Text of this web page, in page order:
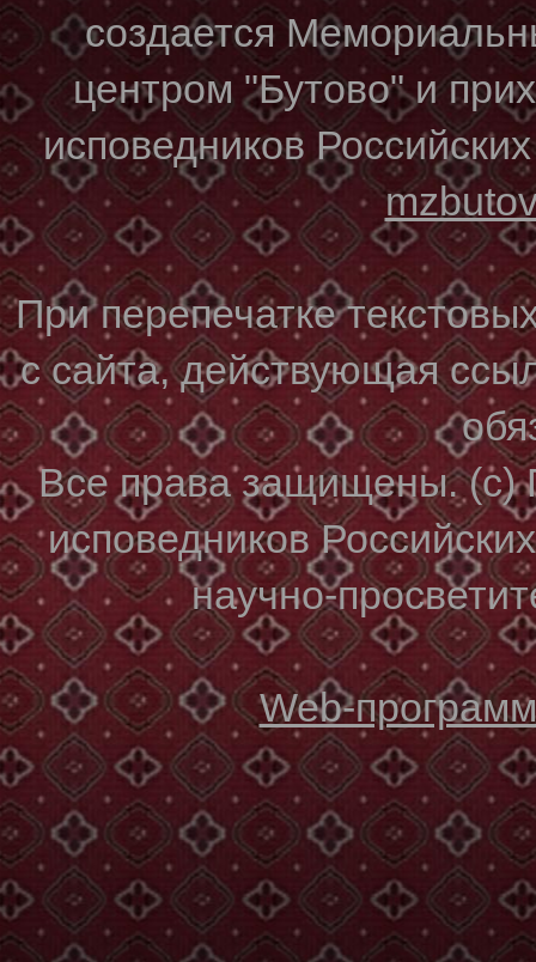
создается
центром "Бутово" и
исповедников
При перепечатке
с сайта, действующая
Все права защищены. (с)
исповедников
научно-
Web-